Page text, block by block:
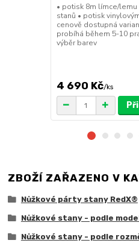
• potisk 8m límce/lemu
stanů • potisk
cenově dostupná
probíhá během 5-10
výběr barev
4 690 Kč/ks
ZBOŽÍ ZAŘAZENO V
Nůžkové párty stany RedX®
Nůžkové stany - podle
Nůžkové stany - podle